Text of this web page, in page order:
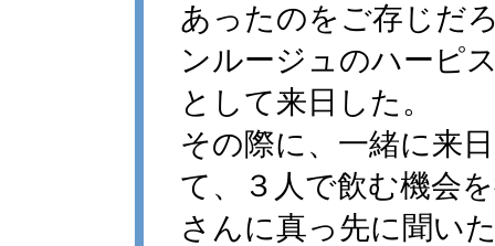
あったのをご存じだ
ンルージュのハーピ
として来日した。
その際に、一緒に来
て、３人で飲む機会
さんに真っ先に聞い